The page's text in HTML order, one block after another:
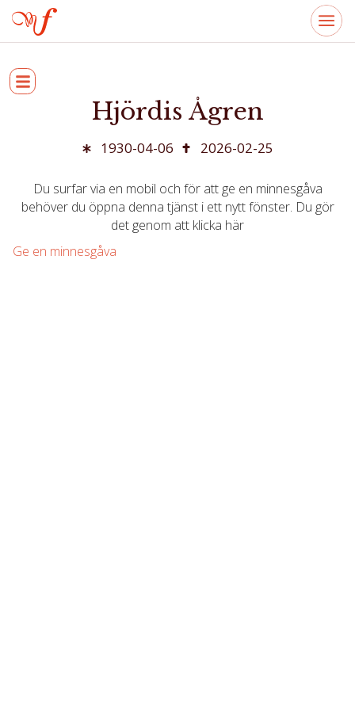
Hjördis Ågren
1930-04-06 2026-02-25
Du surfar via en mobil och för att ge en minnesgåva
behöver du öppna denna tjänst i ett nytt fönster. Du gör
det genom att klicka här
Ge en minnesgåva